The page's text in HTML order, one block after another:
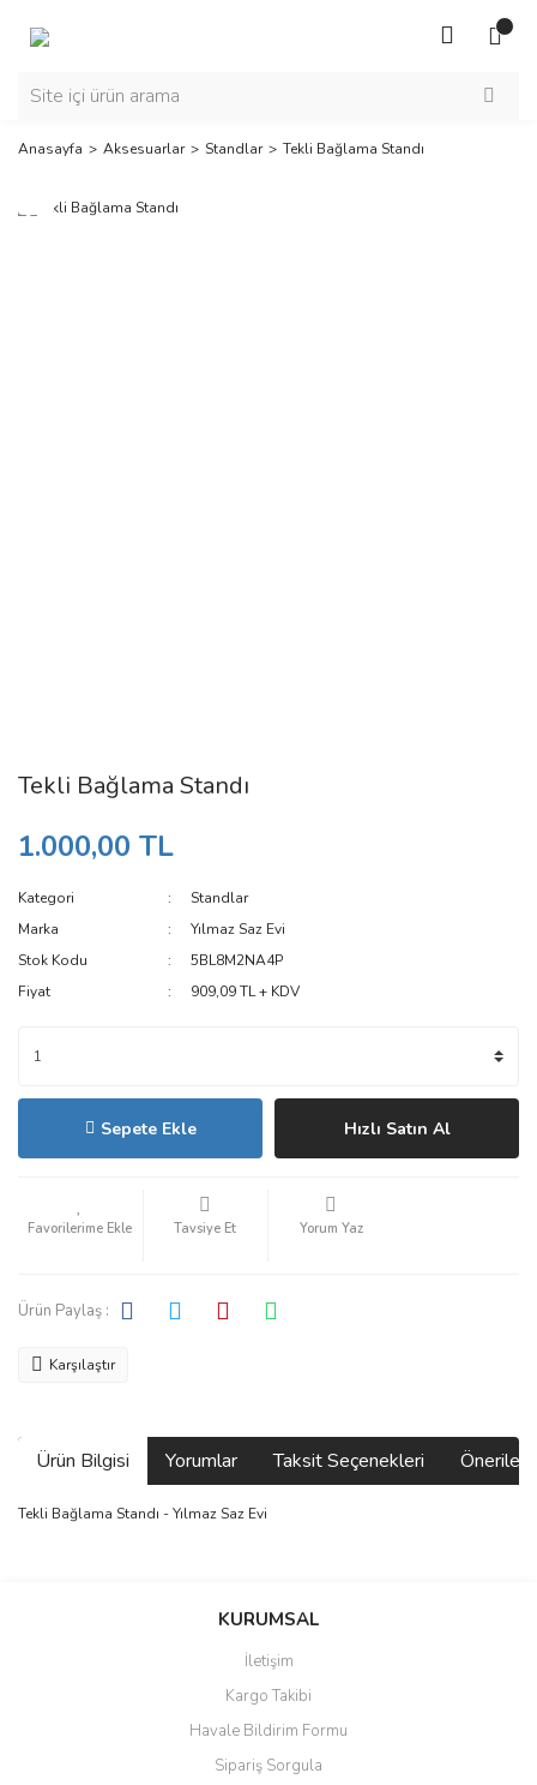
Anasayfa Aksesuarlar Standlar Tekli Bağlama Standı
Tekli Bağlama Standı
1.000,00 TL
Kategori
Standlar
Marka
Yılmaz Saz Evi
Stok Kodu
5BL8M2NA4P
Fiyat
909,09 TL + KDV
Sepete Ekle Hızlı Satın Al
Tavsiye Et Yorum Yaz
Ürün Paylaş :
Karşılaştır
Ürün Bilgisi Yorumlar Taksit Seçenekleri
Tekli Bağlama Standı - Yılmaz Saz Evi
Bu ürüne ilk yorumu siz yapın!
Ürün resmi kalitesiz, bozuk veya görüntülenemiyor.
Ürün açıklamasında eksik bilgiler bulunuyor.
Ürün bilgilerinde hatalar bulunuyor.
KURUMSAL
İletişim
Kargo Takibi
Havale Bildirim Formu
Sipariş Sorgula